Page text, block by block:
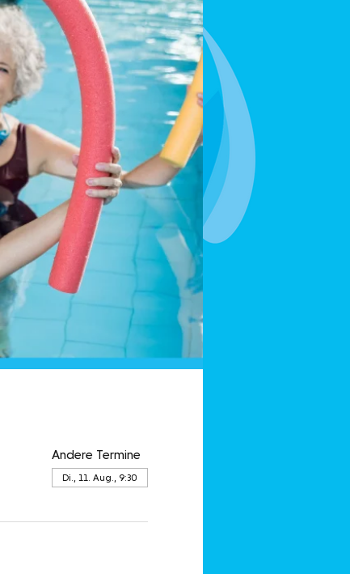
Andere Termine
Di., 11. Aug., 9:30